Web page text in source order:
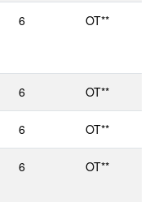
6 OT**
6 OT**
6 OT**
6 OT**